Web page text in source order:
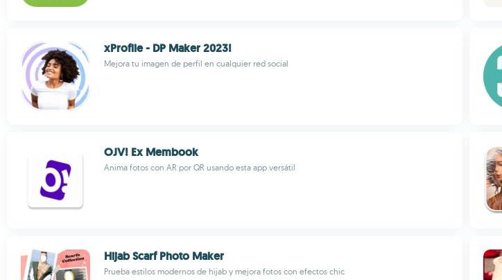
xProfile - DP Maker 2023!
Mejora tu imagen de perfil en cualquier red social
OJV! Ex Membook
Anima fotos con AR por QR usando esta app versátil
Hijab Scarf Photo Maker
Prueba estilos modernos de hijab y mejora fotos con efectos chic